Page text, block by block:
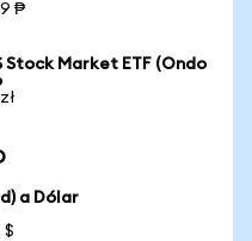
₱
Stock Market ETF (Ondo
a Dólar
$